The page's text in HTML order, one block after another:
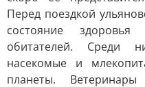
Перед поездкой
состояние
обитателей. Среди
насекомые и
планеты.